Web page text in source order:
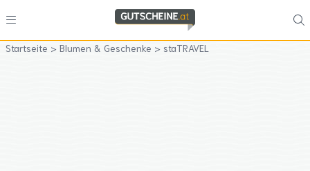
Startseite > Blumen & Geschenke > staTRAVEL